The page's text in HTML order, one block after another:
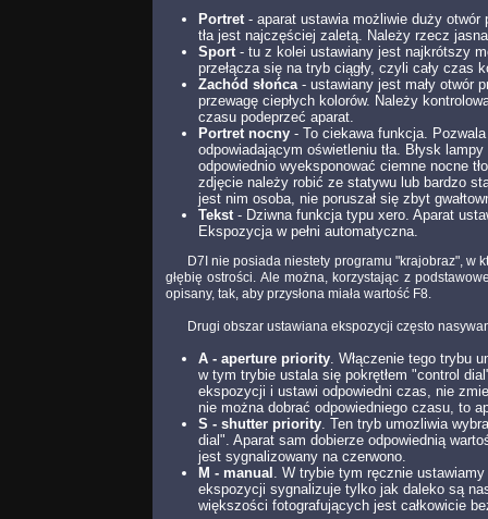
Portret - aparat ustawia możliwie duży otwór
tła jest najczęściej zaletą. Należy rzecz
Sport - tu z kolei ustawiany jest najkrótszy
przełącza się na tryb ciągły, czyli cały
Zachód słońca - ustawiany jest mały otwór
przewagę ciepłych kolorów. Należy
czasu podeprzeć aparat.
Portret nocny - To ciekawa funkcja.
odpowiadającym oświetleniu tła. Błysk
odpowiednio wyeksponować ciemne nocne
zdjęcie należy robić ze statywu lub bardzo
jest nim osoba, nie poruszał się zbyt
Tekst - Dziwna funkcja typu xero. Aparat
Ekspozycja w pełni automatyczna.
D7I nie posiada niestety programu "krajobraz", w
głębię ostrości. Ale można, korzystając z
opisany, tak, aby przysłona miała wartość F8.
Drugi obszar ustawiana ekspozycji często
A - aperture priority . Włączenie tego trybu
w tym trybie ustala się pokrętłem "control
ekspozycji i ustawi odpowiedni czas, nie
nie można dobrać odpowiedniego czasu, to
S - shutter priority . Ten tryb umozliwia
dial". Aparat sam dobierze odpowiednią
jest sygnalizowany na czerwono.
M - manual . W trybie tym ręcznie
ekspozycji sygnalizuje tylko jak daleko są
większości fotografujących jest całkowicie